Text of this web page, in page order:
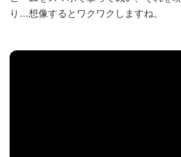
り…想像するとワクワクしますね。